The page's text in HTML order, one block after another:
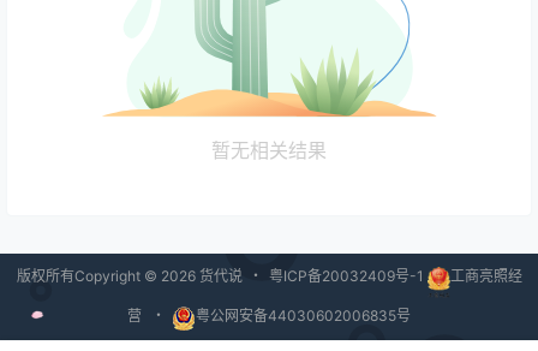
暂无相关结果
版权所有Copyright © 2026货代说 ・ 粤ICP备20032409号-1 工商亮照经
营 ・
粤公网安备44030602006835号